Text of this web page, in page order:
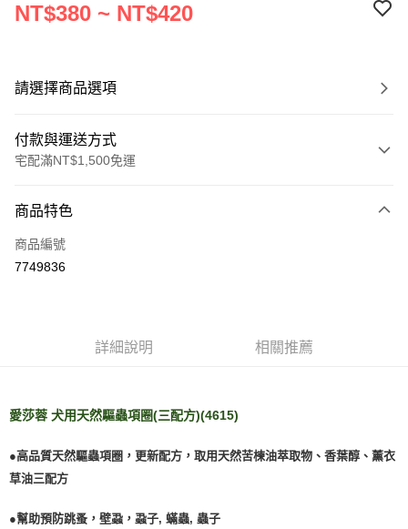
NT$380 ~ NT$420
請選擇商品選項
付款與運送方式
宅配滿NT$1,500免運
信用卡一次付款
LINE Pay
AFTEE先享後付
AFTEE先享後付是「在收到商品之後才付款」的支付方式。 讓您購物簡單
１．簡單：不需註冊會員、不需綁卡、不需儲值。
２．便利：只要手機號碼，簡訊認證，即可結帳。
３．安心：先確認商品／服務後，再付款。
【「AFTEE先享後付」結帳流程】
ATM付款
運送方式
宅配
每筆NT$110，滿NT$1,500(含以上)免運費
商品特色
商品編號
7749836
詳細說明 相關推薦
愛莎蓉 犬用天然驅蟲項圈(三配方)(4615)
●高品質天然驅蟲項圈，更新配方，取用天然苦楝油萃取物、香葉醇、薰衣
草油三配方
●幫助預防跳蚤，壁蝨，蝨子, 蟎蟲, 蟲子